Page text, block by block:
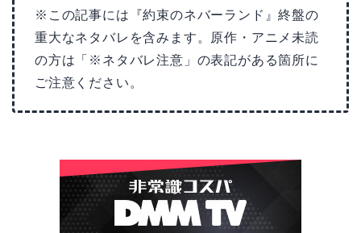
※この記事には『約束のネバーランド』終盤の
重大なネタバレを含みます。原作・アニメ未読
の方は「※ネタバレ注意」の表記がある箇所に
ご注意ください。